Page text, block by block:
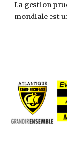
La gestion
mondiale est